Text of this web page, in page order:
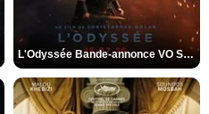
L'Odyssée Bande-annonce VO STFR